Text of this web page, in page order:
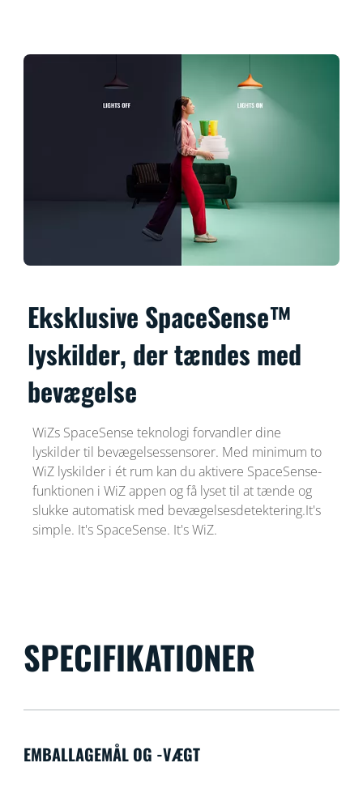
Eksklusive SpaceSense™
lyskilder, der tændes med
bevægelse
WiZs SpaceSense teknologi forvandler dine
lyskilder til bevægelsessensorer. Med minimum to
WiZ lyskilder i ét rum kan du aktivere SpaceSense-
funktionen i WiZ appen og få lyset til at tænde og
slukke automatisk med bevægelsesdetektering.It's
simple. It's SpaceSense. It's WiZ.
SPECIFIKATIONER
EMBALLAGEMÅL OG -VÆGT